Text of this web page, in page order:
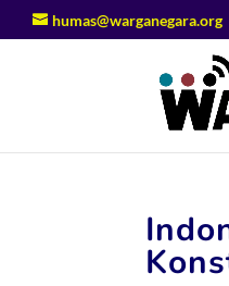
humas@warganegara.org